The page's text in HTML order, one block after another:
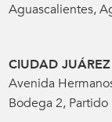
Aguascalientes,
CIUDAD JUÁREZ
Avenida
Bodega 2,